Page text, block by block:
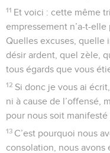
11 Et voici : cette même
empressement n’a-t-
Quelles excuses, quelle
désir ardent, quel zèle,
tous égards que vous
12 Si donc je vous ai
ni à cause de l’offensé,
pour nous soit manifesté
13 C’est pourquoi nous
consolation, nous